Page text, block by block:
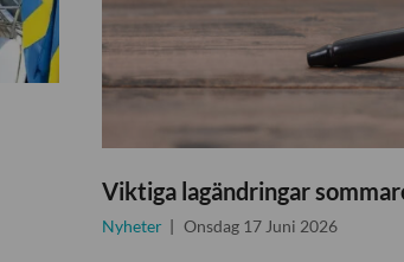
Viktiga lagändringar
Nyheter Onsdag 17 Juni 2026